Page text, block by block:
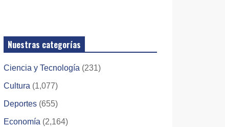
Nuestras categorías
Ciencia y Tecnología (231)
Cultura (1,077)
Deportes (655)
Economía (2,164)